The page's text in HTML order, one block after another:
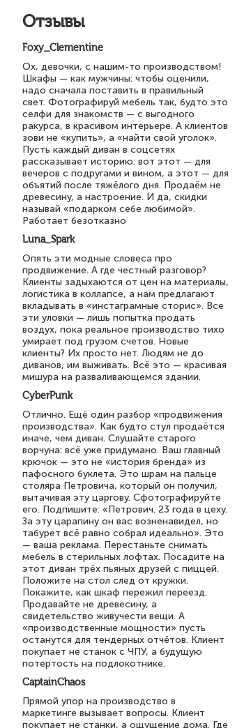
Отзывы
Foxy_Clementine
Ох, девочки, с нашим-то производством!
Шкафы — как мужчины: чтобы оценили,
надо сначала поставить в правильный
свет. Фотографируй мебель так, будто это
селфи для знакомств — с выгодного
ракурса, в красивом интерьере. А клиентов
зови не «купить», а «найти свой уголок».
Пусть каждый диван в соцсетях
рассказывает историю: вот этот — для
вечеров с подругами и вином, а этот — для
объятий после тяжёлого дня. Продаём не
древесину, а настроение. И да, скидки
называй «подарком себе любимой».
Работает безотказно
Luna_Spark
Опять эти модные словеса про
продвижение. А где честный разговор?
Клиенты задыхаются от цен на материалы,
логистика в коллапсе, а нам предлагают
вкладывать в «инстаграмные сторис». Все
эти уловки — лишь попытка продать
воздух, пока реальное производство тихо
умирает под грузом счетов. Новые
клиенты? Их просто нет. Людям не до
диванов, им выживать. Всё это — красивая
мишура на разваливающемся здании.
CyberPunk
Отлично. Ещё один разбор «продвижения
производства». Как будто стул продаётся
иначе, чем диван. Слушайте старого
ворчуна: всё уже придумано. Ваш главный
крючок — это не «история бренда» из
пафосного буклета. Это шрам на пальце
столяра Петровича, который он получил,
вытачивая эту царгову. Сфотографируйте
его. Подпишите: «Петрович. 23 года в цеху.
За эту царапину он вас возненавидел, но
табурет всё равно собрал идеально». Это
— ваша реклама. Перестаньте снимать
мебель в стерильных лофтах. Посадите на
этот диван трёх пьяных друзей с пиццей.
Положите на стол след от кружки.
Покажите, как шкаф пережил переезд.
Продавайте не древесину, а
свидетельство живучести вещи. А
«производственные мощности» пусть
останутся для тендерных отчётов. Клиент
покупает не станок с ЧПУ, а будущую
потертость на подлокотнике.
CaptainChaos
Прямой упор на производство в
маркетинге вызывает вопросы. Клиент
покупает не станки, а ощущение дома. Где